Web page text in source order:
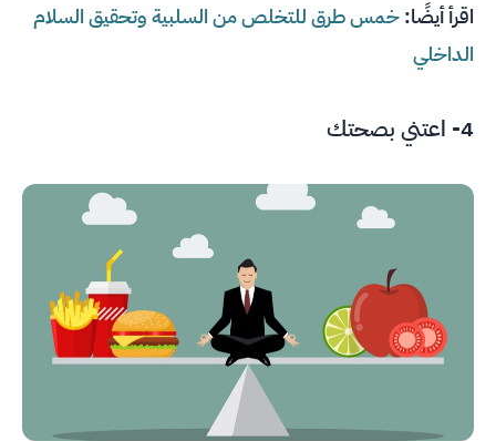
اقرأ أيضًا:خمس طرق للتخلص من السلبية وتحقيق السلام
الداخلي
4- اعتني بصحتك